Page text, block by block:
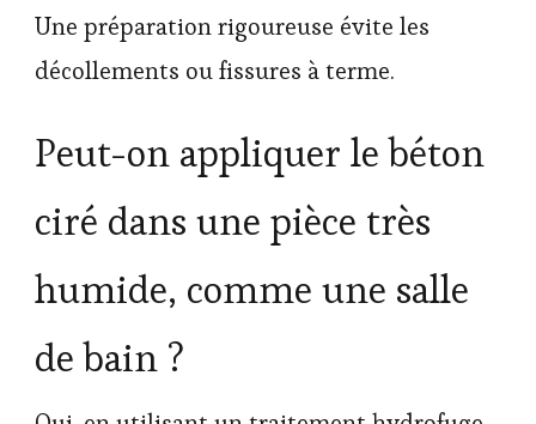
Une préparation rigoureuse évite les
décollements ou fissures à terme.
Peut-on appliquer le béton
ciré dans une pièce très
humide, comme une salle
de bain ?